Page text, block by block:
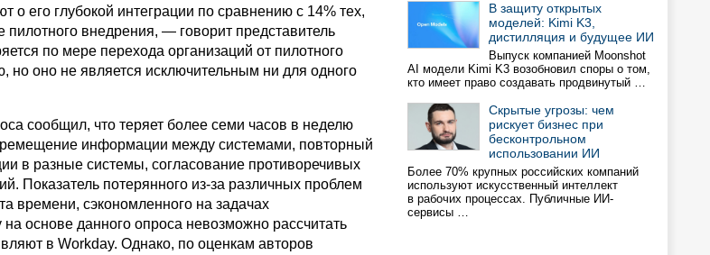
его глубокой интеграции по сравнению с 14% тех,
пилотного внедрения, — говорит представитель
по мере перехода организаций от пилотного
но оно не является исключительным ни для одного
сообщил, что теряет более семи часов в неделю
информации между системами, повторный
в разные системы, согласование противоречивых
Показатель потерянного из-за различных проблем
времени, сэкономленного на задачах
основе данного опроса невозможно рассчитать
в Workday. Однако, по оценкам авторов
В защиту открытых
моделей: Kimi K3,
дистилляция и будущее ИИ
Выпуск компанией Moonshot
AI модели Kimi K3 возобновил споры о том,
кто имеет право создавать продвинутый …
Скрытые угрозы: чем
рискует бизнес при
бесконтрольном
использовании ИИ
Более 70% крупных российских компаний
используют искусственный интеллект
в рабочих процессах. Публичные ИИ-
сервисы …